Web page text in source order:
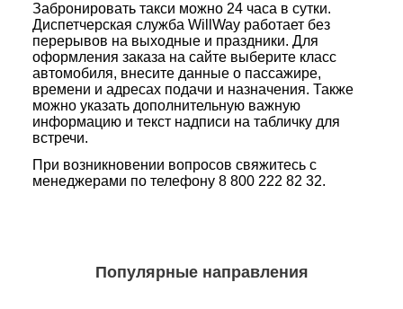
Забронировать такси можно 24 часа в сутки.
Диспетчерская служба WillWay работает без
перерывов на выходные и праздники. Для
оформления заказа на сайте выберите класс
автомобиля, внесите данные о пассажире,
времени и адресах подачи и назначения. Также
можно указать дополнительную важную
информацию и текст надписи на табличку для
встречи.
При возникновении вопросов свяжитесь с
менеджерами по телефону 8 800 222 82 32.
Популярные направления